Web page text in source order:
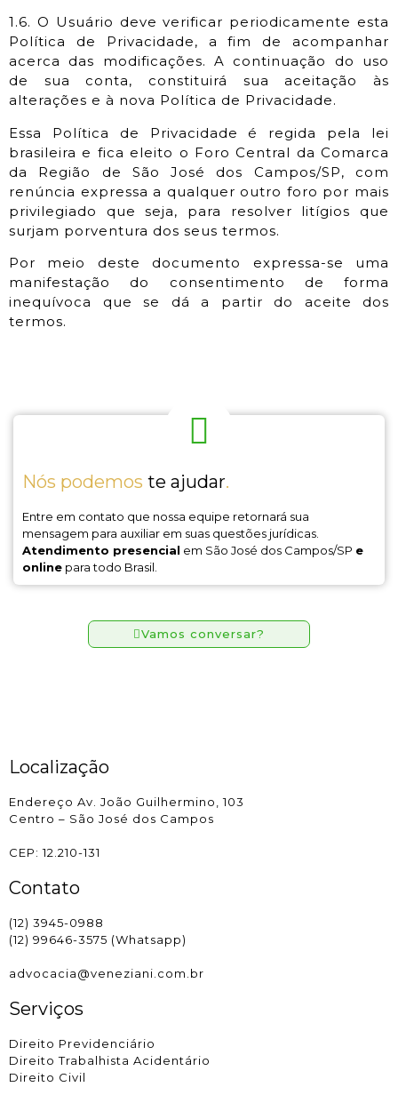
1.6. O Usuário deve verificar periodicamente esta
Política de Privacidade, a fim de acompanhar
acerca das modificações. A continuação do uso
de sua conta, constituirá sua aceitação às
alterações e à nova Política de Privacidade.
Essa Política de Privacidade é regida pela lei
brasileira e fica eleito o Foro Central da Comarca
da Região de São José dos Campos/SP, com
renúncia expressa a qualquer outro foro por mais
privilegiado que seja, para resolver litígios que
surjam porventura dos seus termos.
Por meio deste documento expressa-se uma
manifestação do consentimento de forma
inequívoca que se dá a partir do aceite dos
termos.
Nós podemos te ajudar.
Entre em contato que nossa equipe retornará sua
mensagem para auxiliar em suas questões jurídicas.
Atendimento presencial em São José dos Campos/SP e
online para todo Brasil.
Vamos conversar?
Localização
Endereço Av. João Guilhermino, 103
Centro – São José dos Campos
CEP: 12.210-131
Contato
(12) 3945-0988
(12) 99646-3575 (Whatsapp)
advocacia@veneziani.com.br
Serviços
Direito Previdenciário
Direito Trabalhista Acidentário
Direito Civil